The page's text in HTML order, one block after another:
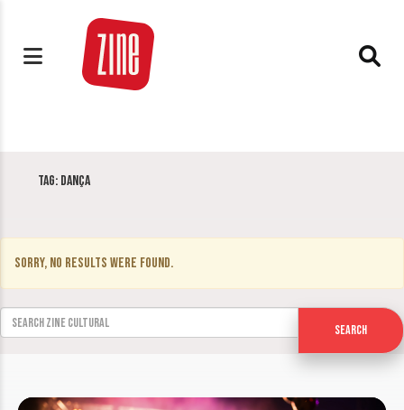
Tag: dança
Sorry, no results were found.
Search for:
Search